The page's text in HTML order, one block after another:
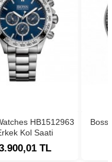
HB1512963
Kol Saati
TL
Boss